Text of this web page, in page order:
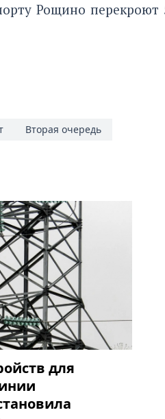
Рощино перекроют
Вторая очередь
для